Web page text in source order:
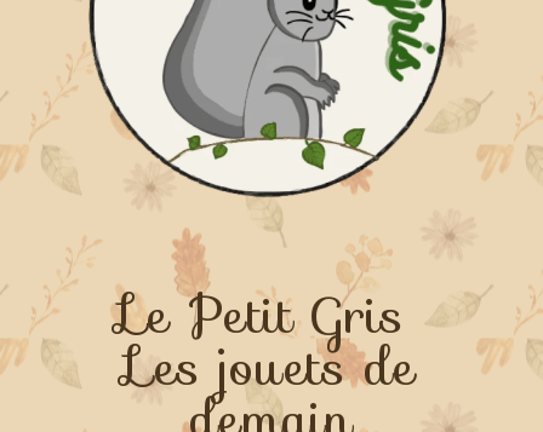
Le Petit Gris
Les jouets de